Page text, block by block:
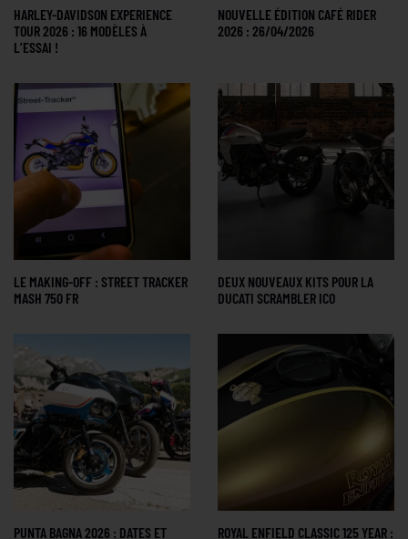
HARLEY-DAVIDSON EXPERIENCE
TOUR 2026 : 16 MODÈLES À
L’ESSAI !
NOUVELLE ÉDITION CAFÉ RIDER
2026 : 26/04/2026
LE MAKING-OFF : STREET TRACKER
MASH 750 FR
DEUX NOUVEAUX KITS POUR LA
DUCATI SCRAMBLER ICO
PUNTA BAGNA 2026 : DATES ET
ROYAL ENFIELD CLASSIC 125 YEAR :